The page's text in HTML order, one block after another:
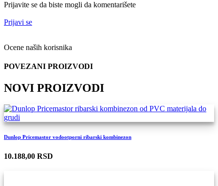
Prijavite se da biste mogli da komentarišete
Prijavi se
Ocene naših korisnika
POVEZANI PROIZVODI
NOVI PROIZVODI
Dunlop Pricemastor vodootporni ribarski kombinezon
10.188,00 RSD